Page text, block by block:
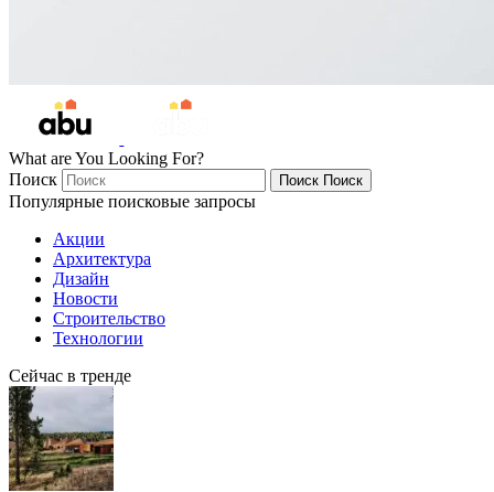
What are You Looking For?
Поиск
Поиск Поиск
Популярные поисковые запросы
Акции
Архитектура
Дизайн
Новости
Строительство
Технологии
Сейчас в тренде